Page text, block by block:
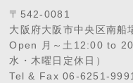
〒542-0081
大阪府大阪市中央区南
Open 月～土12:00 to
水・木曜日定休日）
Tel & Fax 06-6251-